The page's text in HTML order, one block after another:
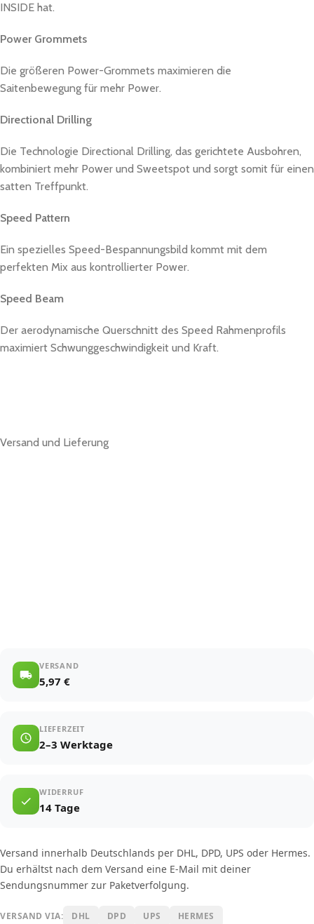
INSIDE hat.
Power Grommets
Die größeren Power-Grommets maximieren die
Saitenbewegung für mehr Power.
Directional Drilling
Die Technologie Directional Drilling, das gerichtete Ausbohren,
kombiniert mehr Power und Sweetspot und sorgt somit für einen
satten Treffpunkt.
Speed Pattern
Ein spezielles Speed-Bespannungsbild kommt mit dem
perfekten Mix aus kontrollierter Power.
Speed Beam
Der aerodynamische Querschnitt des Speed Rahmenprofils
maximiert Schwunggeschwindigkeit und Kraft.
Versand und Lieferung
VERSAND
5,97 €
LIEFERZEIT
2–3 Werktage
WIDERRUF
14 Tage
Versand innerhalb Deutschlands per DHL, DPD, UPS oder Hermes.
Du erhältst nach dem Versand eine E-Mail mit deiner
Sendungsnummer zur Paketverfolgung.
VERSAND VIA: DHL DPD UPS HERMES